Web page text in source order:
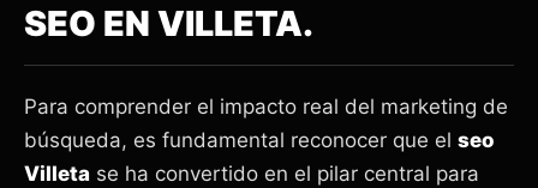
SEO EN VILLETA.
Para comprender el impacto real del marketing de
búsqueda, es fundamental reconocer que el seo
Villeta se ha convertido en el pilar central para